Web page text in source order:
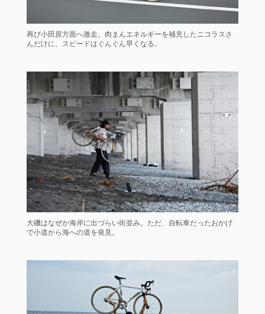
再び小田原方面へ激走。肉まんエネルギーを補充したニコラスさ
んだけに、スピードはぐんぐん早くなる。
大磯はなぜか海岸に出づらい街並み。ただ、自転車だったおかげ
で小道から海への道を発見。